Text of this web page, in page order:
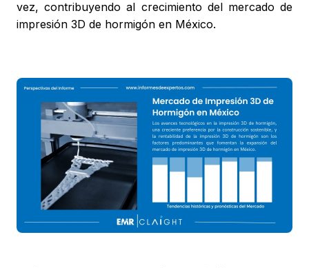
vez, contribuyendo al crecimiento del mercado de
impresión 3D de hormigón en México.